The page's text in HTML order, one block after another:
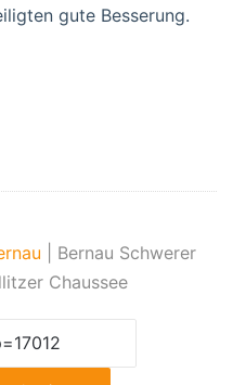
gute Besserung.
Bernau Schwerer
Chaussee